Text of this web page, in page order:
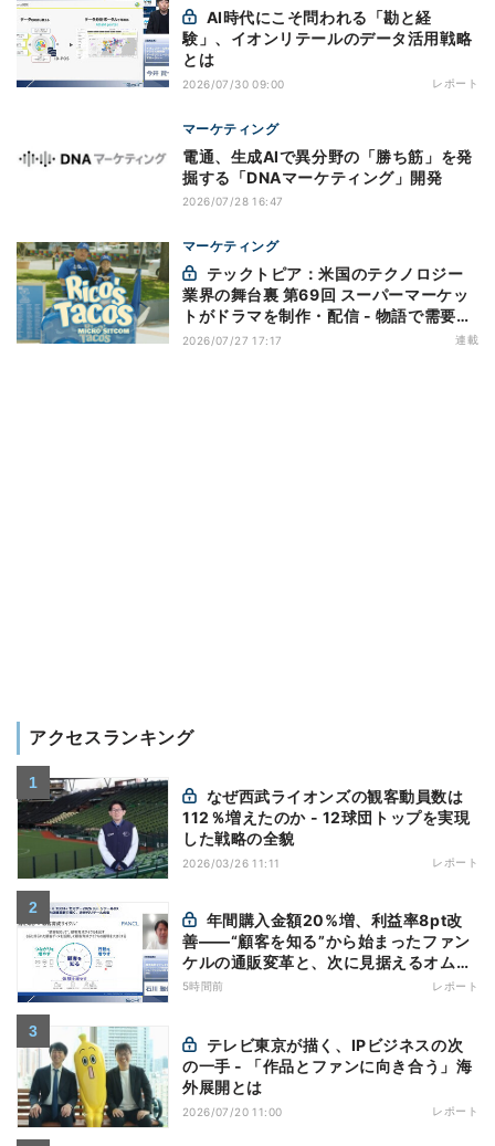
験」、イオンリテールのデータ活用戦略
とは
2026/07/30 09:00 レポート
マーケティング
電通、生成AIで異分野の「勝ち筋」を発
掘する「DNAマーケティング」開発
2026/07/28 16:47
マーケティング
業界の舞台裏 第69回 スーパーマーケッ
トがドラマを制作・配信 - 物語で需要を
演出する小売メディア
2026/07/27 17:17 連載
アクセスランキング
112％増えたのか - 12球団トップを実現
した戦略の全貌
2026/03/26 11:11 レポート
善——“顧客を知る”から始まったファン
ケルの通販変革と、次に見据えるオムニ
チャネル
5時間前 レポート
の一手 - 「作品とファンに向き合う」海
外展開とは
2026/07/20 11:00 レポート